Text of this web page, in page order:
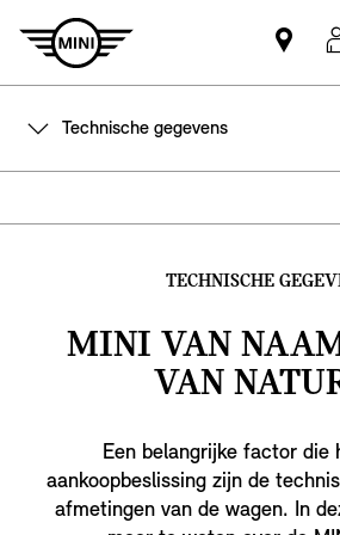
Technische gegevens
TECHNISCHE
MINI VAN
VAN
Een belangrijke factor die
aankoopbeslissing zijn de
afmetingen van de wagen. In